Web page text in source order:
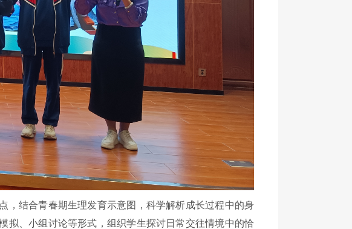
，结合青春期生理发育示意图，科学解析成长过程中的身
拟、小组讨论等形式，组织学生探讨日常交往情境中的恰